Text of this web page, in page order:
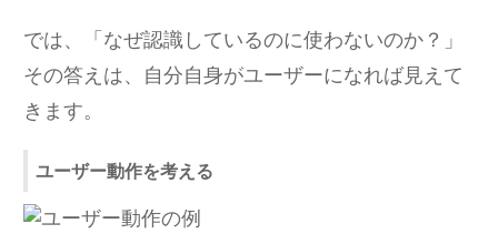
では、「なぜ認識しているのに使わないのか？」
その答えは、自分自身がユーザーになれば見えて
きます。
ユーザー動作を考える